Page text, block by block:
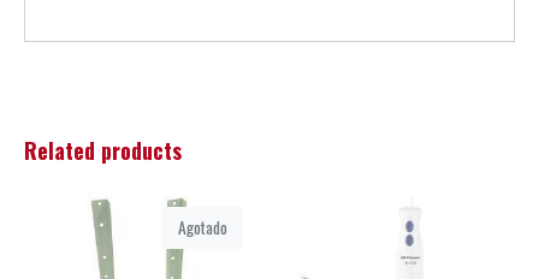
Related products
Agotado